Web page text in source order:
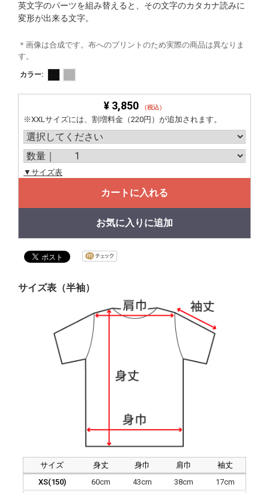
英文字のパーツを組み替えると、その文字のカタカナ読みに
変形が出来る文字。
＊画像は合成です。布へのプリントのため実際の商品は異なりま
す。
カラー:
¥ 3,850 （税込）
※XXLサイズには、割増料金（220円）が追加されます。
▼サイズ表
カートに入れる
お気に入りに追加
サイズ表（半袖）
サイズ 身丈 身巾 肩巾
袖丈
XS(150)
60cm 43cm 38cm
17cm